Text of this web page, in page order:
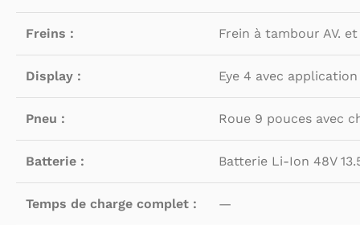
Freins : Frein à tambour AV.
Display : Eye 4 avec
Pneu : Roue 9 pouces avec
Batterie : Batterie Li-Ion 48V
Temps de charge complet : —